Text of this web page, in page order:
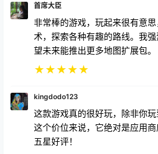
首席大臣
非常棒的游戏，玩起来很有意
术，探索各种有趣的路线。我
望未来能推出更多地图扩展包。
★★★★★
kingdodo123
这款游戏真的很好玩，除非你
这个价位来说，它绝对是应用商
五星好评！